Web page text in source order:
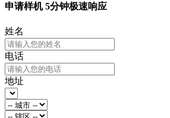
申请样机5分钟极速响应
姓名
电话
地址